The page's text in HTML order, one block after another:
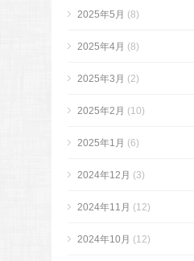
2025年5月 (8)
2025年4月 (8)
2025年3月 (2)
2025年2月 (10)
2025年1月 (6)
2024年12月 (3)
2024年11月 (12)
2024年10月 (12)